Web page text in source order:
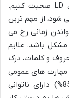
داریم تا به طور جزیی تر در مورد انواع اختلال LD صحبت کنیم.
شود، از مهم ترین
زمانی رخ می
باشد. علایم
و کلمات، درک
مهارت های عمومی
واژگان است. اکثر افراد مبتلا به LD (حدود 85%) دارای ناتوانی